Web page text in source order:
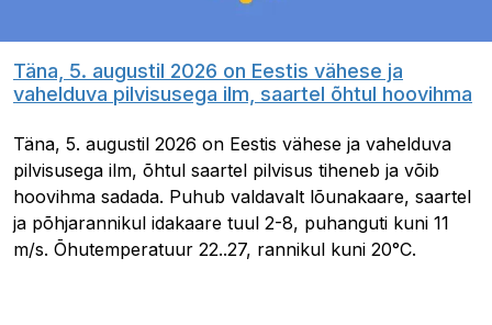
Täna, 5. augustil 2026 on Eestis vähese ja
vahelduva pilvisusega ilm, saartel õhtul hoovihma
Täna, 5. augustil 2026 on Eestis vähese ja vahelduva
pilvisusega ilm, õhtul saartel pilvisus tiheneb ja võib
hoovihma sadada. Puhub valdavalt lõunakaare, saartel
ja põhjarannikul idakaare tuul 2-8, puhanguti kuni 11
m/s. Õhutemperatuur 22..27, rannikul kuni 20°C.